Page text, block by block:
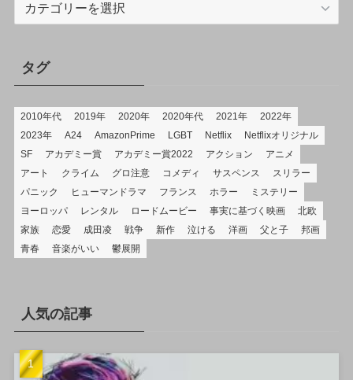
タグ
2010年代 2019年 2020年 2020年代 2021年
2022年
2023年
A24 AmazonPrime LGBT Netflix
Netflixオリジナル
SF
アカデミー賞 アカデミー賞2022 アクション
アニメ
アート
クライム グロ注意 コメディ サスペンス
スリラー
パニック
ヒューマンドラマ フランス ホラー
ミステリー
ヨーロッパ
レンタル ロードムービー 事実に基づく映画
北欧
家族
恋愛 成田凌 戦争 新作 泣ける 洋画 父と子
邦画
青春
音楽がいい 鬱展開
人気の記事